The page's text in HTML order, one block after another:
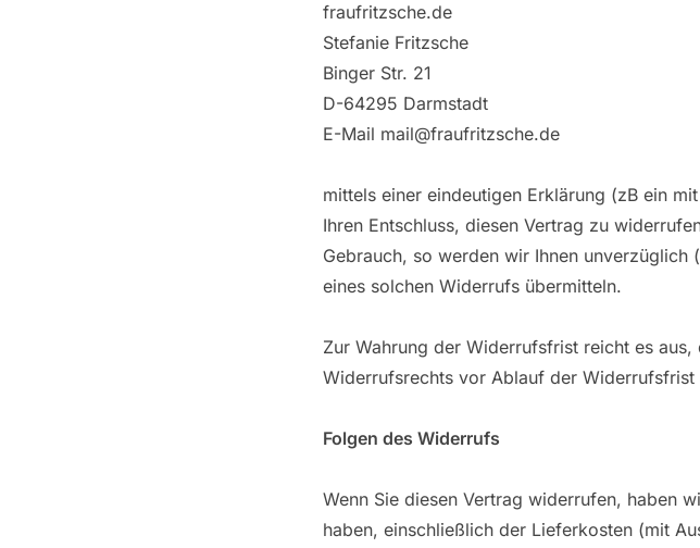
fraufritzsche.de
Stefanie Fritzsche
Binger Str. 21
D-64295 Darmstadt
E-Mail mail@fraufritzsche.de
mittels einer eindeutigen Erklärung (zB ein
Ihren Entschluss, diesen Vertrag zu
Gebrauch, so werden wir Ihnen unverzüglich
eines solchen Widerrufs übermitteln.
Zur Wahrung der Widerrufsfrist reicht es
Widerrufsrechts vor Ablauf der Widerrufsfrist
Folgen des Widerrufs
Wenn Sie diesen Vertrag widerrufen, haben
haben, einschließlich der Lieferkosten (mit